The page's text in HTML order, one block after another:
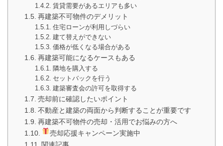
賃貸需要があるエリアも多い
再建築不可物件のデメリット
住宅ローンが利用しづらい
建て替えができない
価格が低くなる場合がある
再建築可能になるケースもある
隣地を購入する
セットバックを行う
建築審査会の許可を取得する
売却前に確認したいポイント
不動産と建築の両面から判断することが重要です
再建築不可物件の売却・活用でお悩みの方へ
売却応援キャンペーン実施中